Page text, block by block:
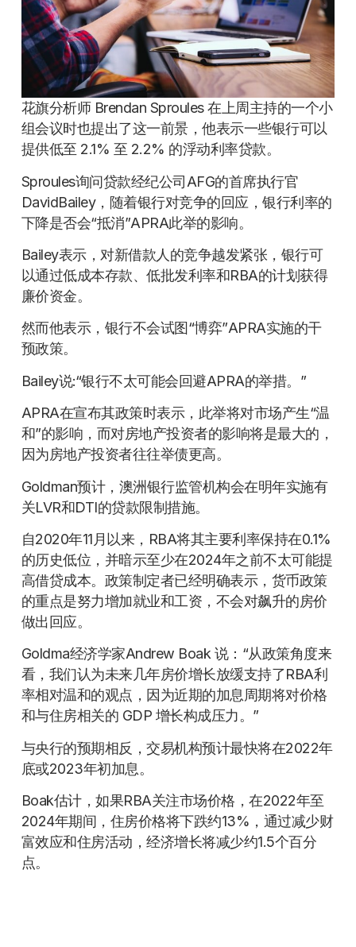
花旗分析师 Brendan Sproules 在上周主持的一个小
组会议时也提出了这一前景，他表示一些银行可以
提供低至 2.1% 至 2.2% 的浮动利率贷款。
Sproules询问贷款经纪公司AFG的首席执行官
DavidBailey，随着银行对竞争的回应，银行利率的
下降是否会“抵消”APRA此举的影响。
Bailey表示，对新借款人的竞争越发紧张，银行可
以通过低成本存款、低批发利率和RBA的计划获得
廉价资金。
然而他表示，银行不会试图“博弈”APRA实施的干
预政策。
Bailey说:“银行不太可能会回避APRA的举措。”
APRA在宣布其政策时表示，此举将对市场产生“温
和”的影响，而对房地产投资者的影响将是最大的，
因为房地产投资者往往举债更高。
Goldman预计，澳洲银行监管机构会在明年实施有
关LVR和DTI的贷款限制措施。
自2020年11月以来，RBA将其主要利率保持在0.1%
的历史低位，并暗示至少在2024年之前不太可能提
高借贷成本。政策制定者已经明确表示，货币政策
的重点是努力增加就业和工资，不会对飙升的房价
做出回应。
Goldma经济学家Andrew Boak 说：“从政策角度来
看，我们认为未来几年房价增长放缓支持了RBA利
率相对温和的观点，因为近期的加息周期将对价格
和与住房相关的 GDP 增长构成压力。”
与央行的预期相反，交易机构预计最快将在2022年
底或2023年初加息。
Boak估计，如果RBA关注市场价格，在2022年至
2024年期间，住房价格将下跌约13%，通过减少财
富效应和住房活动，经济增长将减少约1.5个百分
点。